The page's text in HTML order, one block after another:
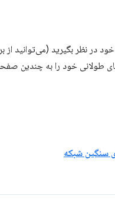
در نظر بگیرید (می‌توانید از
خود را به چندین صفحه
سنگین شبکه